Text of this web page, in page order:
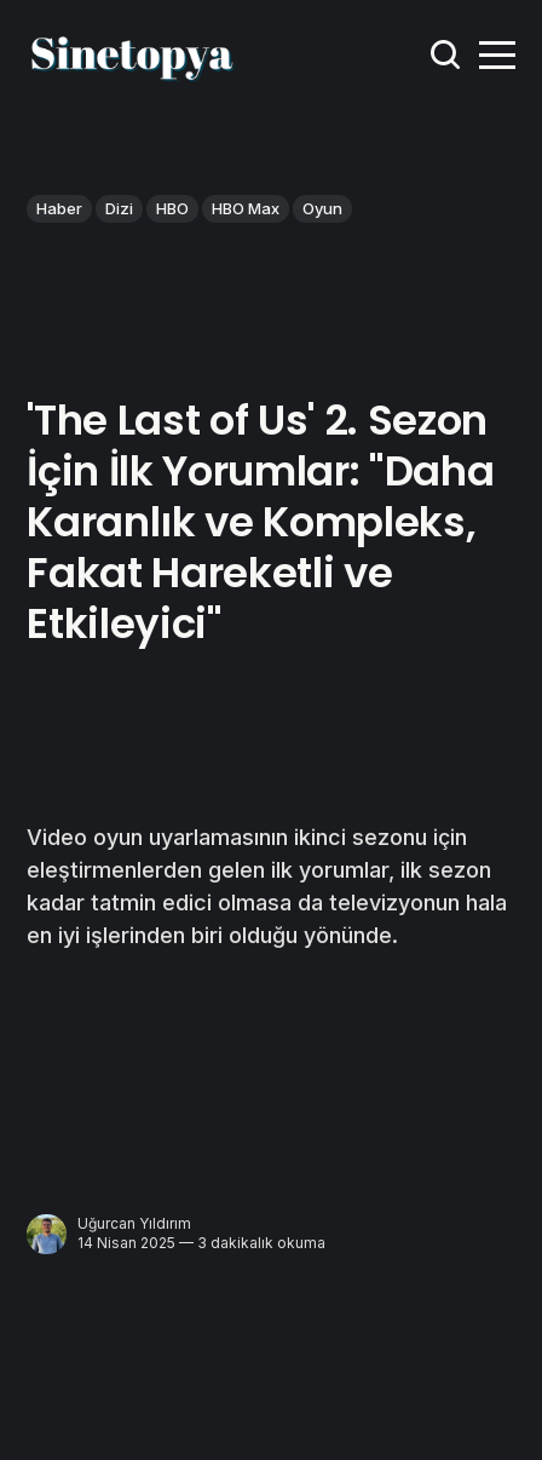
Haber Dizi HBO HBO Max Oyun
'The Last of Us' 2. Sezon
İçin İlk Yorumlar: "Daha
Karanlık ve Kompleks,
Fakat Hareketli ve
Etkileyici"
Video oyun uyarlamasının ikinci sezonu için
eleştirmenlerden gelen ilk yorumlar, ilk sezon
kadar tatmin edici olmasa da televizyonun hala
en iyi işlerinden biri olduğu yönünde.
Uğurcan Yıldırım
14 Nisan 2025 — 3 dakikalık okuma